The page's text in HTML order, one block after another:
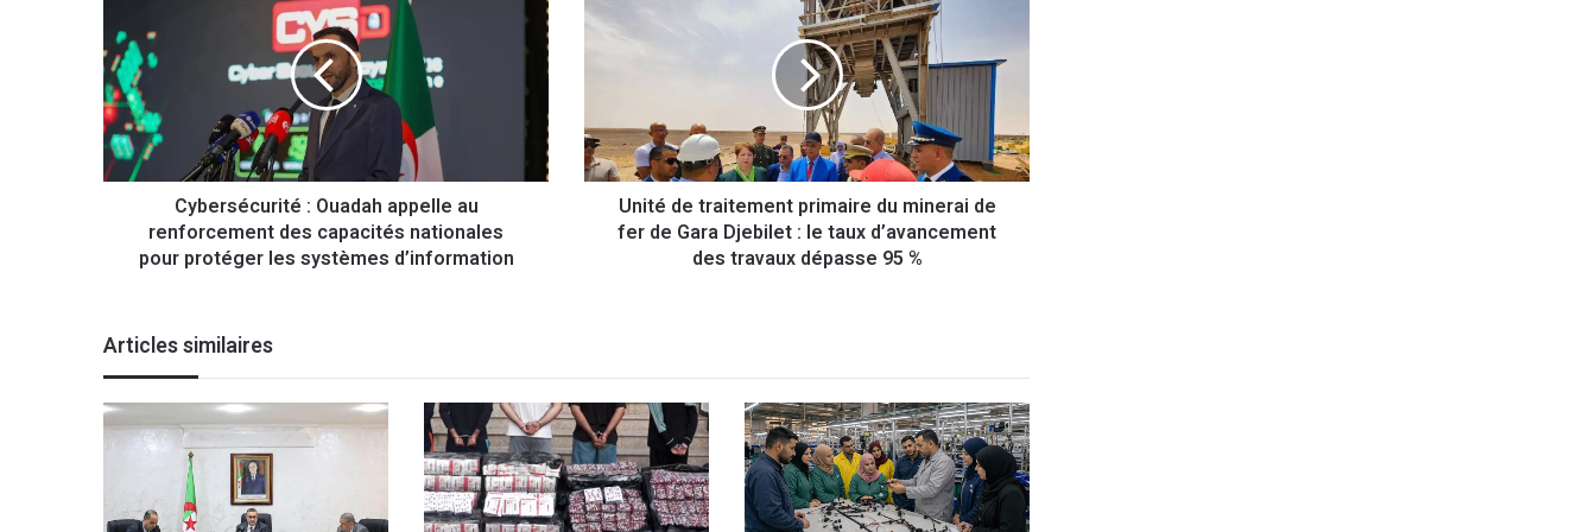
e
r
s
é
c
u
u
a
d
a
p
Cybersécurité : Ouadah appelle au
renforcement des capacités nationales
pour protéger les systèmes d’information
e
t
r
t
p
r
i
m
a
i
Unité de traitement primaire du minerai de
fer de Gara Djebilet : le taux d’avancement
des travaux dépasse 95 %
Articles similaires